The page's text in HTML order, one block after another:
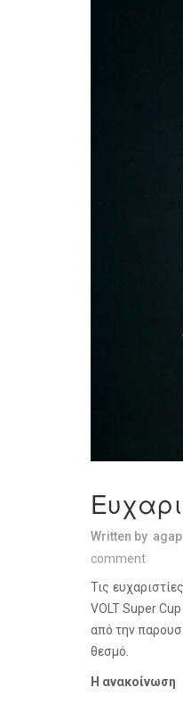
Written by
comment
Τις
VOLT Super
από την
θεσμό.
Η ανακοίνωση